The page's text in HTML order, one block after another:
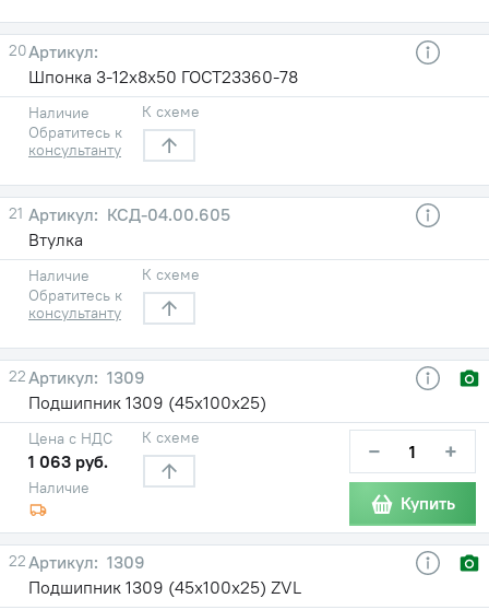
20
Шпонка 3-12х8х50 ГОСТ23360-78
Наличие
Обратитесь к
консультанту
К схеме
21
КСД-04.00.605
Втулка
Наличие
Обратитесь к
консультанту
К схеме
22
1309
Подшипник 1309 (45х100х25)
Наличие
Цена с НДС
1 063 руб.
К схеме − +
Купить
22
1309
Подшипник 1309 (45х100х25) ZVL